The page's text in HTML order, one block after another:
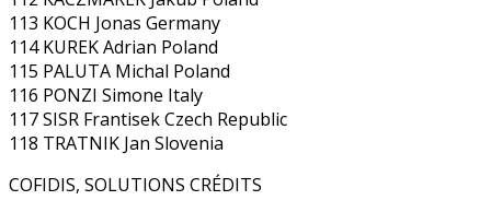
113 KOCH Jonas Germany
114 KUREK Adrian Poland
115 PALUTA Michal Poland
116 PONZI Simone Italy
117 SISR Frantisek Czech Republic
118 TRATNIK Jan Slovenia
COFIDIS, SOLUTIONS CRÉDITS